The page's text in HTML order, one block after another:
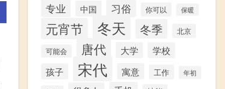
专业 中国 习俗 你可以 保暖
元宵节 冬天 冬季 北京
可能会 唐代 大学
学校
孩子
宋代 寓意 工作 年初